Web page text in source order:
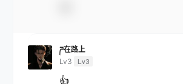
ཌ在路上
Lv3
Lv3
👍